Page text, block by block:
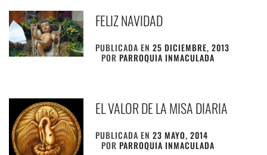
FELIZ NAVIDAD
PUBLICADA EN25 DICIEMBRE, 2013
PORPARROQUIA INMACULADA
EL VALOR DE LA MISA DIARIA
PUBLICADA EN23 MAYO, 2014
PORPARROQUIA INMACULADA